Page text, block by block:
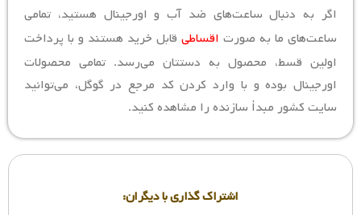
اگر به دنبال ساعت‌های ضد آب و اورجینال هستید، تمامی
ساعت‌های ما به صورت اقساطی قابل خرید هستند و با پرداخت
اولین قسط، محصول به دستتان می‌رسد. تمامی محصولات
اورجینال بوده و با وارد کردن کد مرجع در گوگل، می‌توانید
سایت کشور مبدأ سازنده را مشاهده کنید.
اشتراک گذاری با دیگران: